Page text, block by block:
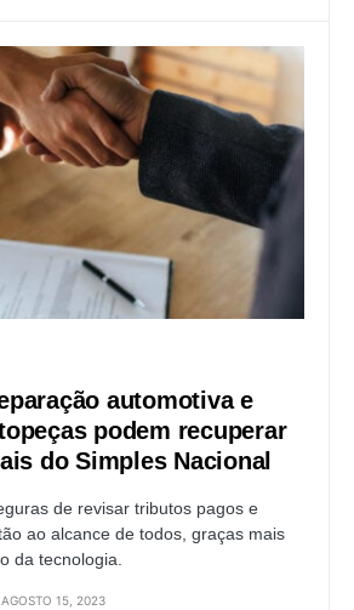
automotiva e
podem recuperar
do Simples Nacional
de revisar tributos pagos e
ao alcance de todos, graças mais
da tecnologia.
AGOSTO 15, 2023